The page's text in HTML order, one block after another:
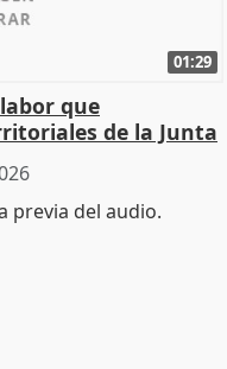
01:29
que
de la Junta